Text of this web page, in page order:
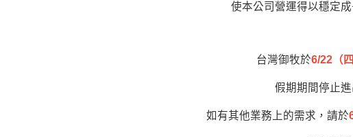
使本公司營運得以穩定
台灣御牧於6/22（
假期期間停止
如有其他業務上的需求，請於